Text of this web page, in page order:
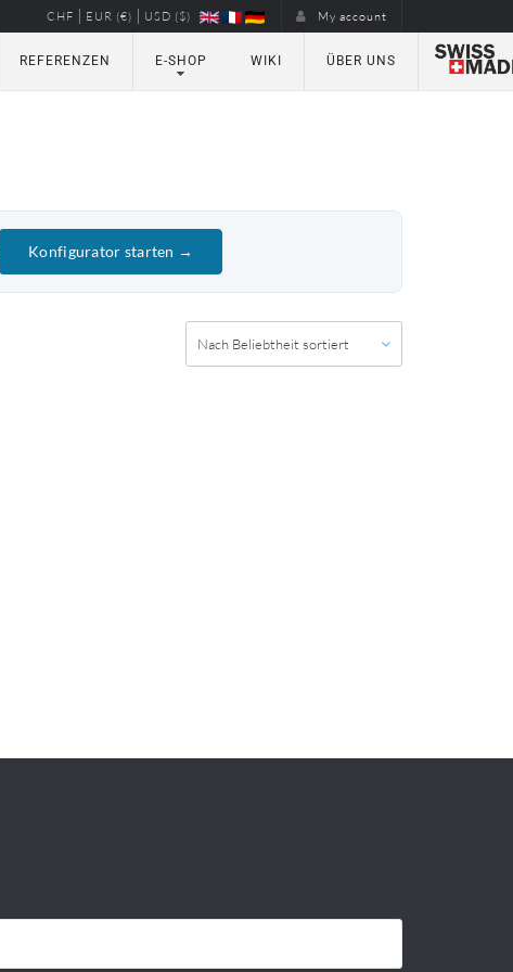
CHF | EUR (€) | USD ($) My account
REFERENZEN E-SHOP WIKI ÜBER UNS
Konfigurator starten →
Nach Beliebtheit sortiert